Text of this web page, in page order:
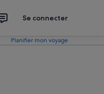
Se connecter
Planifier mon voyage